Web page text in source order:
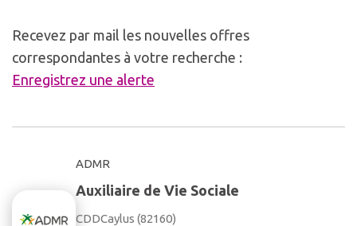
Recevez par mail les nouvelles offres
correspondantes à votre recherche :
Enregistrez une alerte
ADMR
Auxiliaire de Vie Sociale
CDDCaylus (82160)